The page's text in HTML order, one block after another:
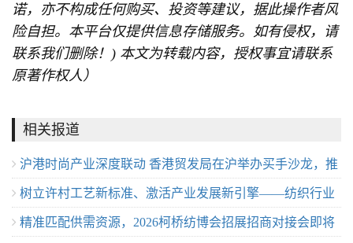
诺，亦不构成任何购买、投资等建议，据此操作者风
险自担。本平台仅提供信息存储服务。如有侵权，请
联系我们删除！) 本文为转载内容，授权事宜请联系
原著作权人）
相关报道
沪港时尚产业深度联动 香港贸发局在沪举办买手沙龙，推
动业界交流
树立许村工艺新标准、激活产业发展新引擎——纺织行业
服装制版师/缝纫工（服装制作工）职业技能竞赛许村选拔
精准匹配供需资源，2026柯桥纺博会招展招商对接会即将